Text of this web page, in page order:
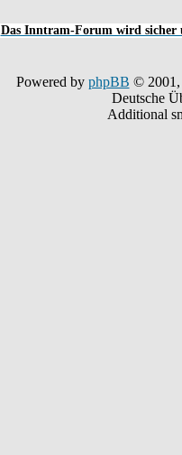
Das Inntram-Forum wird sicher
Powered by phpBB © 2001,
Deutsche
Additional